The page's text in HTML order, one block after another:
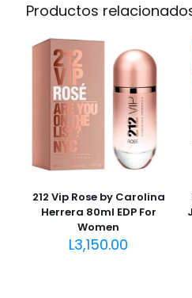
Productos
212 Vip Rose by Carolina
Herrera 80ml EDP For
Women
L3,150.00